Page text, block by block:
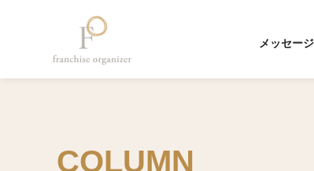
メッセージ
COLUMN